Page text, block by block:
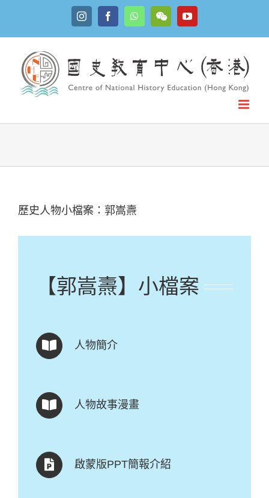
InstagramFacebookWhatsApp
WeChat
YouTube
歷史人物小檔案：郭嵩燾
【郭嵩燾】小檔案
人物簡介
人物故事漫畫
啟蒙版PPT簡報介紹